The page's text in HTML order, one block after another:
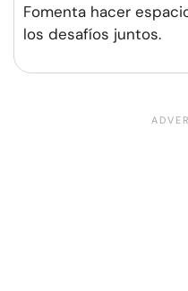
Fomenta hacer
los desafíos juntos.